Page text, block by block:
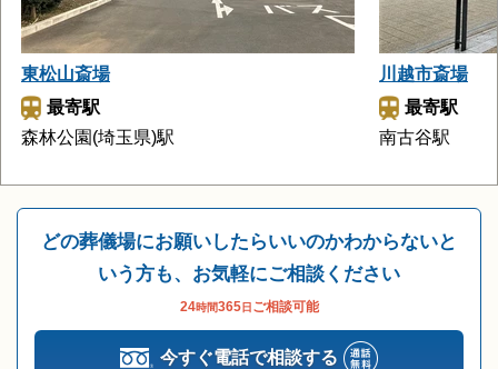
東松山斎場
最寄駅
森林公園(埼玉県)駅
川越市斎場
最寄駅
南古谷駅
どの葬儀場にお願いしたらいいのかわからないと
いう方も、お気軽にご相談ください
24時間365日 ご相談可能
今すぐ電話で相談する